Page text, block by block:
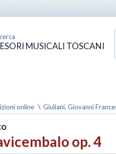
MUSICALI TOSCANI
online \ Giuliani, Giovanni
op. 4